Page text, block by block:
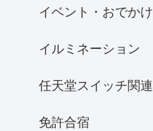
イベント・おでかけ
イルミネーション
任天堂スイッチ関連
免許合宿